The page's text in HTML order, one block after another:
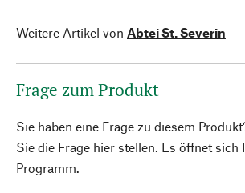
Weitere Artikel von Abtei St. Severin
Frage zum Produkt
Sie haben eine Frage zu diesem
Sie die Frage hier stellen. Es öffnet sich
Programm.